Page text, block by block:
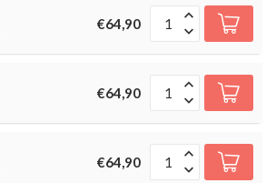
€64,90
€64,90
€64,90